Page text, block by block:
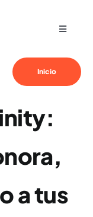
Toggle
Inicio
a tus